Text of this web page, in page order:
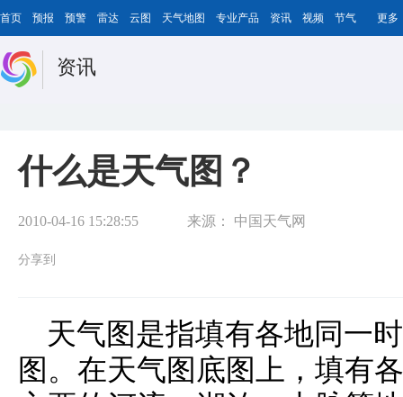
首页 预报 预警 雷达 云图 天气地图 专业产品 资讯 视频 节气 更多
资讯
什么是天气图？
2010-04-16 15:28:55 来源： 中国天气网
分享到
天气图是指填有各地同一
图。在天气图底图上，填有